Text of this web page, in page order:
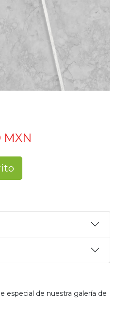
MXN
especial de nuestra galería de